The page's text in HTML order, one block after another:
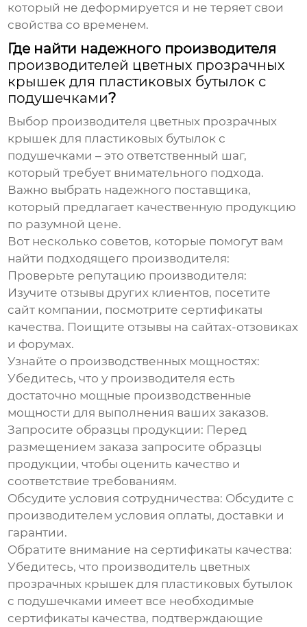
который не деформируется и не теряет свои
свойства со временем.
Где найти надежного производителя
производителей цветных прозрачных
крышек для пластиковых бутылок с
подушечками?
Выбор производителя цветных прозрачных
крышек для пластиковых бутылок с
подушечками – это ответственный шаг,
который требует внимательного подхода.
Важно выбрать надежного поставщика,
который предлагает качественную продукцию
по разумной цене.
Вот несколько советов, которые помогут вам
найти подходящего производителя:
Проверьте репутацию производителя:
Изучите отзывы других клиентов, посетите
сайт компании, посмотрите сертификаты
качества. Поищите отзывы на сайтах-отзовиках
и форумах.
Узнайте о производственных мощностях:
Убедитесь, что у производителя есть
достаточно мощные производственные
мощности для выполнения ваших заказов.
Запросите образцы продукции: Перед
размещением заказа запросите образцы
продукции, чтобы оценить качество и
соответствие требованиям.
Обсудите условия сотрудничества: Обсудите с
производителем условия оплаты, доставки и
гарантии.
Обратите внимание на сертификаты качества:
Убедитесь, что производитель цветных
прозрачных крышек для пластиковых бутылок
с подушечками имеет все необходимые
сертификаты качества, подтверждающие